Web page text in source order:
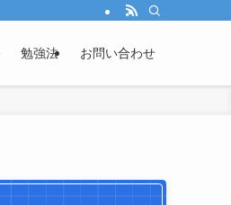
勉強法 お問い合わせ